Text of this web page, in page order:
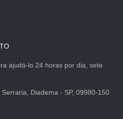
ajudá-lo 24 horas por dia, sete
Diadema - SP, 09980-150